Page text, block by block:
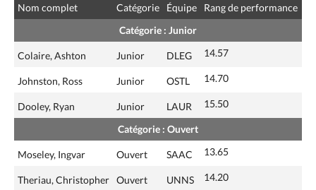
Nom complet Catégorie Équipe
Rang de performance
Catégorie : Junior
Colaire, Ashton Junior DLEG 14.57
Johnston, Ross Junior OSTL 14.70
Dooley, Ryan Junior LAUR 15.50
Catégorie : Ouvert
Moseley, Ingvar Ouvert SAAC 13.65
Theriau, Christopher Ouvert UNNS 14.20